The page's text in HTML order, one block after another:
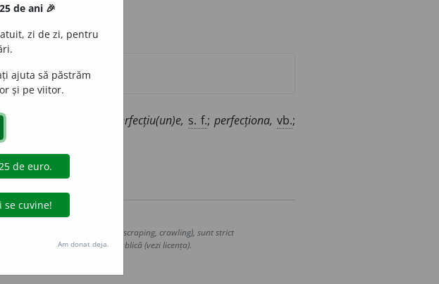
XIX). – perfecțiu(un)e, s. f.; perfecționa, vb.;
dexonline.ro)
de extragere automată (web scraping, crawling), sunt strict
oferite oficial spre utilizare publică (vezi licența).
de ani 🎉
zi de zi, pentru
ajuta să păstrăm
și pe viitor.
Am donat deja.